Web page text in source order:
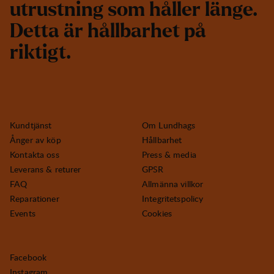
utrustning som håller länge.
Detta är hållbarhet på
riktigt.
Kundtjänst
Ånger av köp
Kontakta oss
Leverans & returer
FAQ
Reparationer
Events
Om Lundhags
Hållbarhet
Press & media
GPSR
Allmänna villkor
Integritetspolicy
Cookies
Facebook